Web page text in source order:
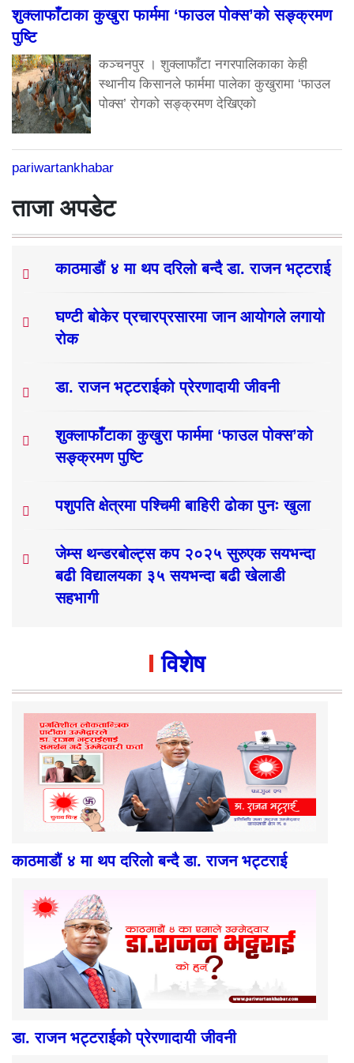
शुक्लाफाँटाका कुखुरा फार्ममा ‘फाउल पोक्स’को सङ्क्रमण
पुष्टि
कञ्चनपुर । शुक्लाफाँटा नगरपालिकाका केही
स्थानीय किसानले फार्ममा पालेका कुखुरामा ‘फाउल
पोक्स’ रोगको सङ्क्रमण देखिएको
pariwartankhabar
ताजा अपडेट
काठमाडौं ४ मा थप दरिलो बन्दै डा. राजन भट्टराई
घण्टी बोकेर प्रचारप्रसारमा जान आयोगले लगायो
रोक
डा. राजन भट्टराईको प्रेरणादायी जीवनी
शुक्लाफाँटाका कुखुरा फार्ममा ‘फाउल पोक्स’को
सङ्क्रमण पुष्टि
पशुपति क्षेत्रमा पश्चिमी बाहिरी ढोका पुनः खुला
जेम्स थन्डरबोल्ट्स कप २०२५ सुरुएक सयभन्दा
बढी विद्यालयका ३५ सयभन्दा बढी खेलाडी
सहभागी
विशेष
काठमाडौं ४ मा थप दरिलो बन्दै डा. राजन भट्टराई
डा. राजन भट्टराईको प्रेरणादायी जीवनी